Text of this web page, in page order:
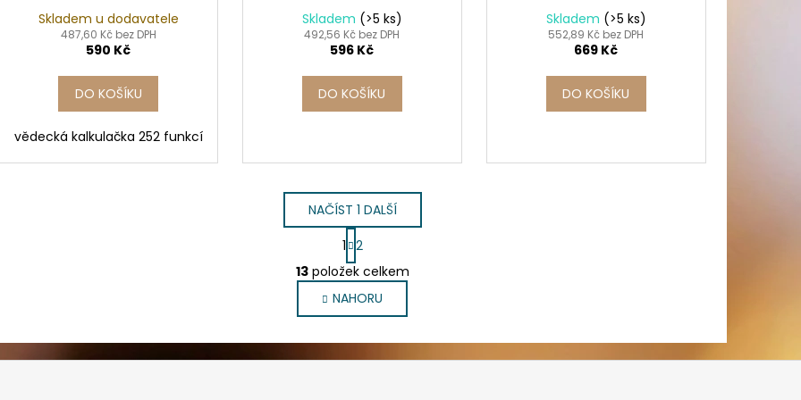
Skladem u dodavatele
487,60 Kč bez DPH
590 Kč
DO KOŠÍKU
vědecká kalkulačka 252 funkcí
Skladem (>5 ks)
492,56 Kč bez DPH
596 Kč
DO KOŠÍKU
Skladem (>5 ks)
552,89 Kč bez DPH
669 Kč
DO KOŠÍKU
O
v
l
á
d
a
NAČÍST 1 DALŠÍ
S
t
r
á
n
k
o
v
1 2
13položek celkem
NAHORU